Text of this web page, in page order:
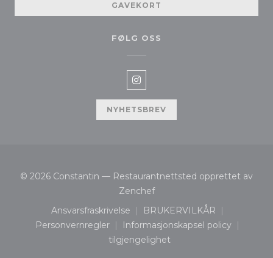
GAVEKORT
FØLG OSS
Instagram ((åpner i et nytt
NYHETSBREV
© 2026 Constantin — Restaurantnettsted opprettet av
Zenchef((åpner i et nytt vindu))
Ansvarsfraskrivelse
((åpner i et nytt vindu))
BRUKERVILKÅR
((åpner i et nytt
Personvernregler
((åpner i et nytt vindu))
Informasjonskapsel policy
((åpner i et nytt
tilgjengelighet
((åpner i et nytt vindu))